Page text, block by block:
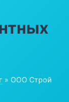
» ООО Строй